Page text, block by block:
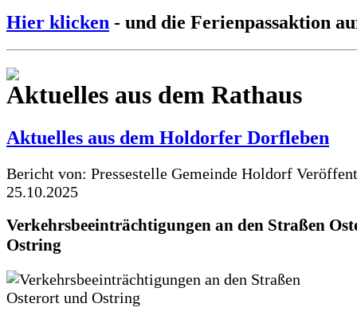
Hier klicken - und die Ferienpassaktion
Aktuelles aus dem Rathaus
Aktuelles aus dem Holdorfer Dorfleben
Bericht von: Pressestelle Gemeinde Holdorf
25.10.2025
Verkehrsbeeinträchtigungen an den Straßen
Ostring